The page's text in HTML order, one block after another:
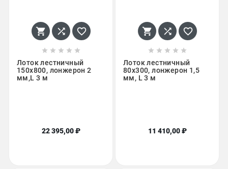
  
    
Лоток лестничный
150х800, лонжерон 2
мм,L 3 м
22 395,00 ₽
  
    
Лоток лестничный
80х300, лонжерон 1,5
мм, L 3 м
11 410,00 ₽